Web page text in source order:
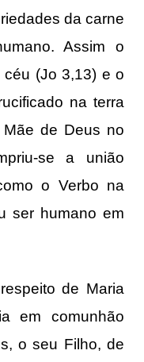
da carne
Assim o
(Jo 3,13) e o
na terra
de Deus no
se a união
o Verbo na
ser humano em
de Maria
em comunhão
o seu Filho, de